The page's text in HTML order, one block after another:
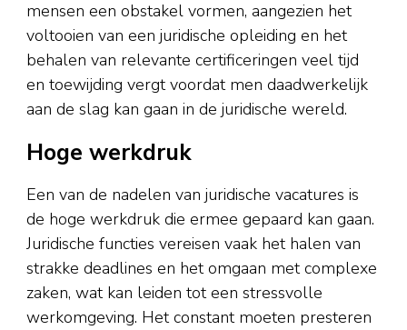
mensen een obstakel vormen, aangezien het
voltooien van een juridische opleiding en het
behalen van relevante certificeringen veel tijd
en toewijding vergt voordat men daadwerkelijk
aan de slag kan gaan in de juridische wereld.
Hoge werkdruk
Een van de nadelen van juridische vacatures is
de hoge werkdruk die ermee gepaard kan gaan.
Juridische functies vereisen vaak het halen van
strakke deadlines en het omgaan met complexe
zaken, wat kan leiden tot een stressvolle
werkomgeving. Het constant moeten presteren